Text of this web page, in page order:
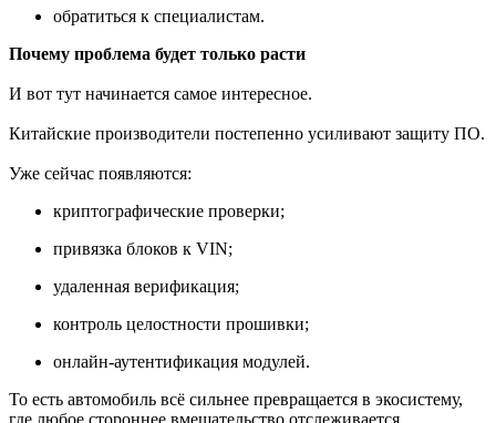
обратиться к специалистам.
Почему проблема будет только расти
И вот тут начинается самое интересное.
Китайские производители постепенно усиливают защиту ПО.
Уже сейчас появляются:
криптографические проверки;
привязка блоков к VIN;
удаленная верификация;
контроль целостности прошивки;
онлайн-аутентификация модулей.
То есть автомобиль всё сильнее превращается в экосистему,
где любое стороннее вмешательство отслеживается.